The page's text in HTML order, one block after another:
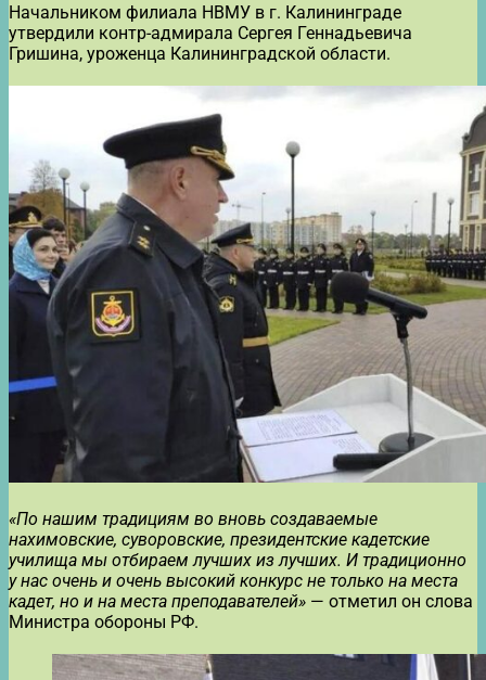
Начальником филиала НВМУ в г. Калининграде
утвердили контр-адмирала Сергея Геннадьевича
Гришина, уроженца Калининградской области.
«По нашим традициям во вновь создаваемые
нахимовские, суворовские, президентские кадетские
училища мы отбираем лучших из лучших. И традиционно
у нас очень и очень высокий конкурс не только на места
кадет, но и на места преподавателей» — отметил он слова
Министра обороны РФ.